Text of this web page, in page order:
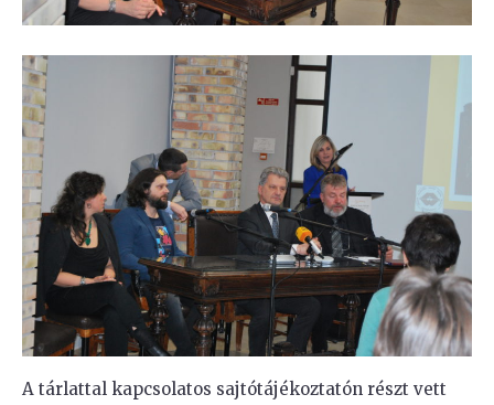
A tárlattal kapcsolatos sajtótájékoztatón részt vett